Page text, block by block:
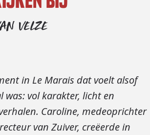
VELZE
in Le Marais dat voelt alsof
was: vol karakter, licht en
Caroline, medeoprichter
van Zuiver, creëerde in